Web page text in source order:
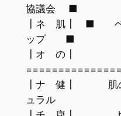
協議会 ■
┃ネ 肌┃ ■ ベス
ップ ■
┃オ の┃
┃ナ 健┃ 肌の健
ュラル